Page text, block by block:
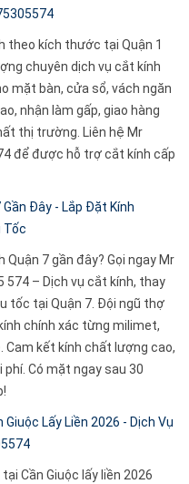
theo kích thước tại Quận 1
chuyên dịch vụ cắt kính
mặt bàn, cửa sổ, vách ngăn
nhận làm gấp, giao hàng
thị trường. Liên hệ Mr
để được hỗ trợ cắt kính cấp
Gần Đây - Lắp Đặt Kính
Tốc
Quận 7 gần đây? Gọi ngay Mr
574 – Dịch vụ cắt kính, thay
tốc tại Quận 7. Đội ngũ thợ
chính xác từng milimet,
Cam kết kính chất lượng cao,
Có mặt ngay sau 30
Giuộc Lấy Liền 2026 - Dịch Vụ
Cần Giuộc lấy liền 2026